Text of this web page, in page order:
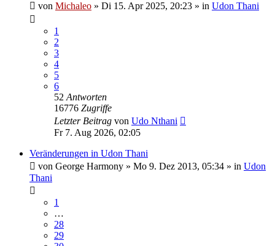
von Michaleo » Di 15. Apr 2025, 20:23 » in Udon Thani
1
2
3
4
5
6
52Antworten
16776 Zugriffe
Letzter Beitrag von Udo Nthani
Fr 7. Aug 2026, 02:05
Veränderungen in Udon Thani
von George Harmony » Mo 9. Dez 2013, 05:34 » in Udon
Thani
1
…
28
29